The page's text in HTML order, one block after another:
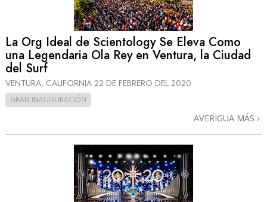
La Org Ideal de Scientology Se Eleva Como
una Legendaria Ola Rey en Ventura, la Ciudad
del Surf
VENTURA, CALIFORNIA 22 DE FEBRERO DEL 2020
GRAN INAUGURACIÓN
AVERIGUA MÁS